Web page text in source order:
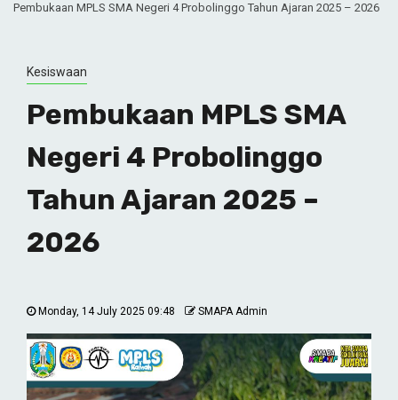
Pembukaan MPLS SMA Negeri 4 Probolinggo Tahun Ajaran 2025 – 2026
Kesiswaan
Pembukaan MPLS SMA
Negeri 4 Probolinggo
Tahun Ajaran 2025 –
2026
Monday, 14 July 2025 09:48 SMAPA Admin